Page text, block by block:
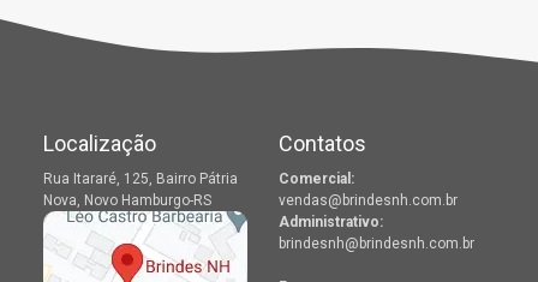
Localização
Rua Itararé, 125, Bairro Pátria
Nova, Novo Hamburgo-RS
Contatos
Comercial:
vendas@brindesnh.com.br
Administrativo:
brindesnh@brindesnh.com.br